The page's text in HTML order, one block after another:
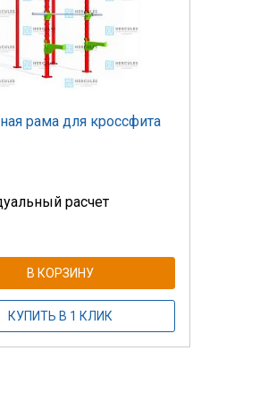
рама для кроссфита
расчет
В КОРЗИНУ
КУПИТЬ В 1 КЛИК